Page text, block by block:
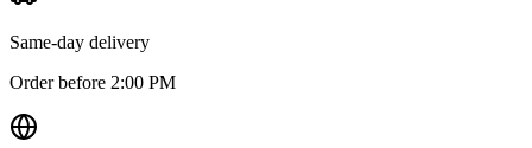
Same-day delivery
Order before 2:00 PM